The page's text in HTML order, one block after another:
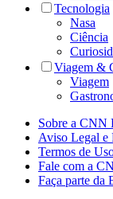
Tecnologia
Nasa
Ciência
Viagem &
Viagem
Sobre a CNN
Aviso Legal e
Termos de
Fale com a
Faça parte da